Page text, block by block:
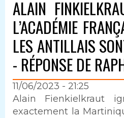
ALAIN
L’ACADÉMIE
LES ANTILLAIS
- RÉPONSE DE
11/06/2023 - 21:25
Intro
Alain Fienkielkraut
exactement la